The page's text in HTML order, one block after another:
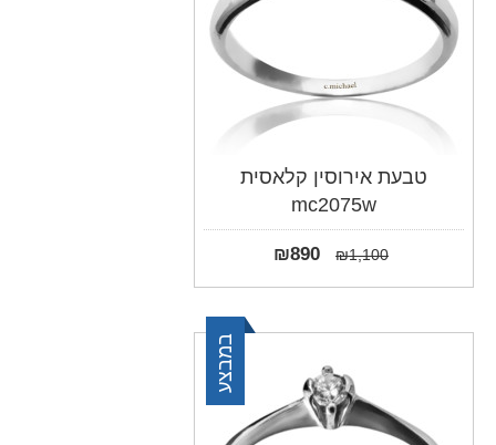
טבעת אירוסין קלאסית
mc2075w
₪1,100
₪890
במבצע